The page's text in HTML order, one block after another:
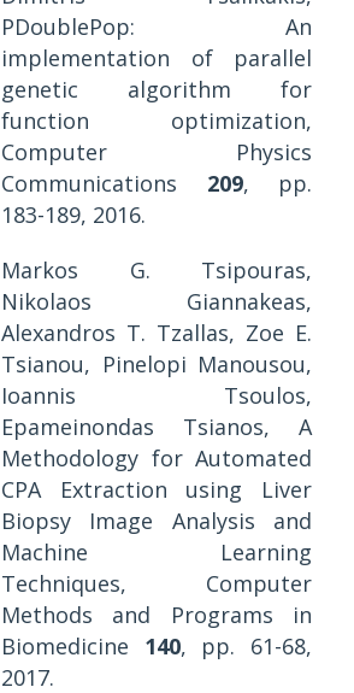
PDoublePop: An
implementation of parallel
genetic algorithm for
function optimization,
Computer Physics
Communications 209, pp.
183-189, 2016.
Markos G. Tsipouras,
Nikolaos Giannakeas,
Alexandros T. Tzallas, Zoe E.
Tsianou, Pinelopi Manousou,
Ioannis Tsoulos,
Epameinondas Tsianos, A
Methodology for Automated
CPA Extraction using Liver
Biopsy Image Analysis and
Machine Learning
Techniques, Computer
Methods and Programs in
Biomedicine 140, pp. 61-68,
2017.